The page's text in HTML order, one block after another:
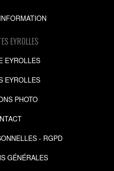
EYROLLES
EYROLLES
EYROLLES
PHOTO
- RGPD
GÉNÉRALES